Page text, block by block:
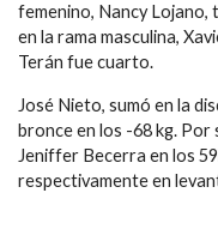
femenino, Nancy Lojano,
en la rama masculina,
Terán fue cuarto.
José Nieto, sumó en la
bronce en los -68 kg. Por
Jeniffer Becerra en los
respectivamente en